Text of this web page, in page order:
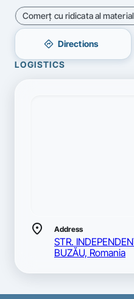
directions Directions
LOGISTICS
location_on Address
STR.
BUZĂU, Romania